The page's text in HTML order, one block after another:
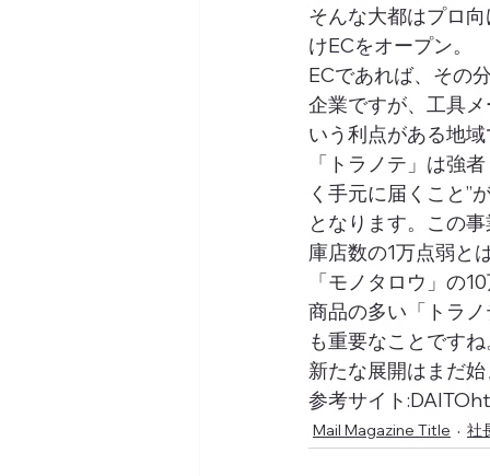
そんな大都はプロ
けECをオープン。
ECであれば、その
企業ですが、工具
いう利点がある地
「トラノテ」は強
く手元に届くこと”
となります。この
庫店数の1万点弱と
「モノタロウ」の
商品の多い「トラ
も重要なことです
新たな展開はまだ
参考サイト
Mail Magazine Title 社